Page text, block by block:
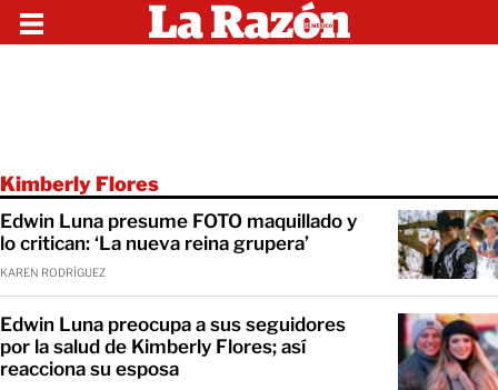
Kimberly Flores
Edwin Luna presume FOTO maquillado y
lo critican: ‘La nueva reina grupera’
KAREN RODRÍGUEZ
Edwin Luna preocupa a sus seguidores
por la salud de Kimberly Flores; así
reacciona su esposa